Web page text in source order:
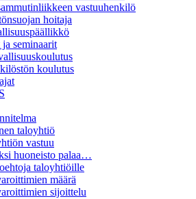
vastuuhenkilö
hoitaja
seminaarit
koulutus
taloyhtiö
vastuu
huoneisto palaa…
taloyhtiöille
määrä
sijoittelu